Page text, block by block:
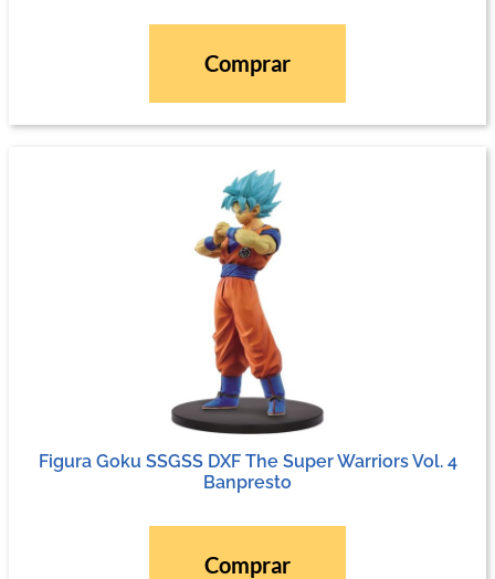
Comprar
Figura Goku SSGSS DXF The Super Warriors Vol. 4
Banpresto
Comprar